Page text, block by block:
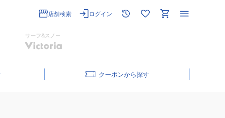
店舗検索 ログイン
サーフ&スノー
クーポン